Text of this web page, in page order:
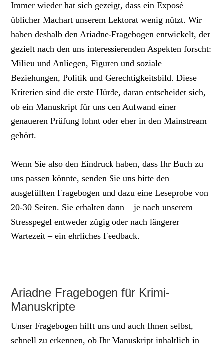
Immer wieder hat sich gezeigt, dass ein Exposé
üblicher Machart unserem Lektorat wenig nützt. Wir
haben deshalb den Ariadne-Fragebogen entwickelt, der
gezielt nach den uns interessierenden Aspekten forscht:
Milieu und Anliegen, Figuren und soziale
Beziehungen, Politik und Gerechtigkeitsbild. Diese
Kriterien sind die erste Hürde, daran entscheidet sich,
ob ein Manuskript für uns den Aufwand einer
genaueren Prüfung lohnt oder eher in den Mainstream
gehört.
Wenn Sie also den Eindruck haben, dass Ihr Buch zu
uns passen könnte, senden Sie uns bitte den
ausgefüllten Fragebogen und dazu eine Leseprobe von
20-30 Seiten. Sie erhalten dann – je nach unserem
Stresspegel entweder zügig oder nach längerer
Wartezeit – ein ehrliches Feedback.
Ariadne Fragebogen für Krimi-
Manuskripte
Unser Fragebogen hilft uns und auch Ihnen selbst,
schnell zu erkennen, ob Ihr Manuskript inhaltlich in